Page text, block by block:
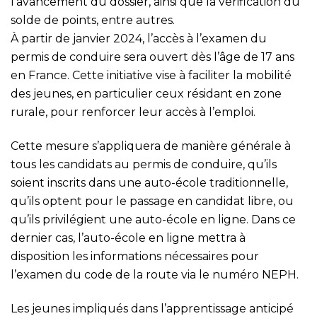
solde de points, entre autres.
À partir de janvier 2024, l’accès à l’examen du
permis de conduire sera ouvert dès l’âge de 17 ans
en France. Cette initiative vise à faciliter la mobilité
des jeunes, en particulier ceux résidant en zone
rurale, pour renforcer leur accès à l’emploi.
Cette mesure s’appliquera de manière générale à
tous les candidats au permis de conduire, qu’ils
soient inscrits dans une auto-école traditionnelle,
qu’ils optent pour le passage en candidat libre, ou
qu’ils privilégient une auto-école en ligne. Dans ce
dernier cas, l’auto-école en ligne mettra à
disposition les informations nécessaires pour
l’examen du code de la route via le numéro NEPH.
Les jeunes impliqués dans l’apprentissage anticipé